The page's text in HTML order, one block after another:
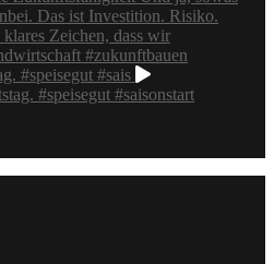
#speisegut #sais